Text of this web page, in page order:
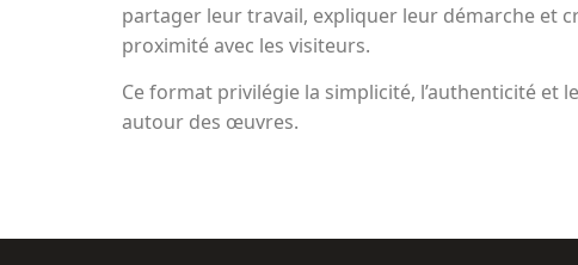
partager leur travail, expliquer leur démarche et
proximité avec les visiteurs.
Ce format privilégie la simplicité, l’authenticité et
autour des œuvres.